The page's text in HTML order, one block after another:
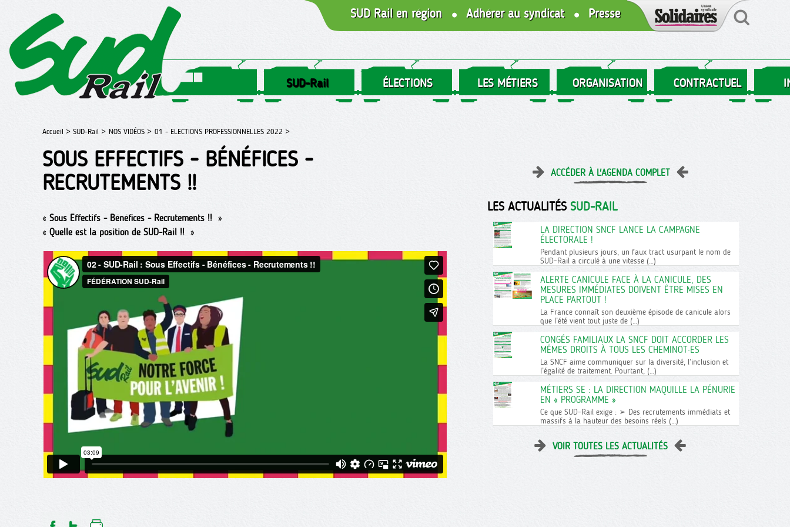
SUD Rail en région Adhérer au syndicat Presse
SUD-Rail ÉLECTIONS LES MÉTIERS ORGANISATION CONTRACTUEL
Accueil > SUD-Rail > NOS VIDÉOS > 01 - ELECTIONS PROFESSIONNELLES 2022 >
SOUS EFFECTIFS - BÉNÉFICES -
RECRUTEMENTS !!
« Sous Effectifs - Bénéfices - Recrutements !! »
« Quelle est la position de SUD-Rail !! »
ACCÉDER À L'AGENDA COMPLET
LES ACTUALITÉS SUD-RAIL
LA DIRECTION SNCF LANCE LA CAMPAGNE
ÉLECTORALE !
Pendant plusieurs jours, un faux tract usurpant le nom de
SUD-Rail a circulé à une vitesse (…)
ALERTE CANICULE FACE À LA CANICULE, DES
MESURES IMMÉDIATES DOIVENT ÊTRE MISES EN
PLACE PARTOUT !
La France connaît son deuxième épisode de canicule alors
que l’été vient tout juste de (…)
CONGÉS FAMILIAUX LA SNCF DOIT ACCORDER LES
MÊMES DROITS À TOUS LES CHEMINOT·ES
La SNCF aime communiquer sur la diversité, l’inclusion et
l’égalité de traitement. Pourtant, (…)
MÉTIERS SE : LA DIRECTION MAQUILLE LA PÉNURIE
EN « PROGRAMME »
Ce que SUD-Rail exige : ➢ Des recrutements immédiats et
massifs à la hauteur des besoins réels (…)
VOIR TOUTES LES ACTUALITÉS